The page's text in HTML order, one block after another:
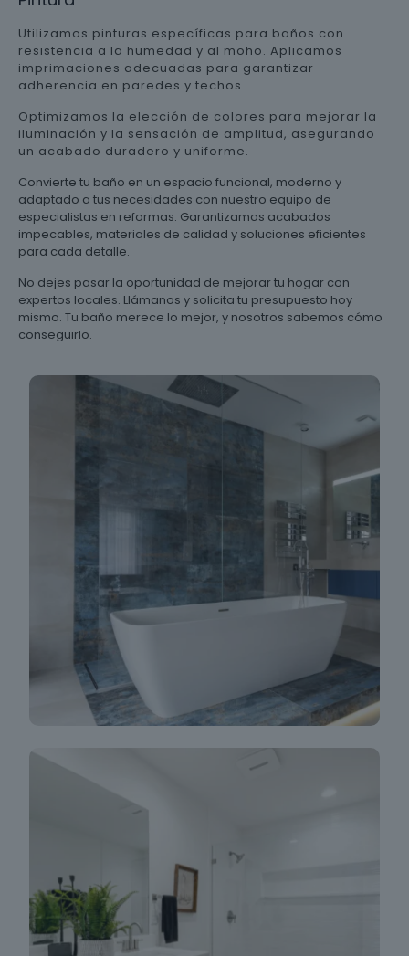
Utilizamos pinturas específicas para baños con
resistencia a la humedad y al moho. Aplicamos
imprimaciones adecuadas para garantizar
adherencia en paredes y techos.
Optimizamos la elección de colores para mejorar la
iluminación y la sensación de amplitud, asegurando
un acabado duradero y uniforme.
Convierte tu baño en un espacio funcional, moderno y
adaptado a tus necesidades con nuestro equipo de
especialistas en reformas. Garantizamos acabados
impecables, materiales de calidad y soluciones eficientes
para cada detalle.
No dejes pasar la oportunidad de mejorar tu hogar con
expertos locales. Llámanos y solicita tu presupuesto hoy
mismo. Tu baño merece lo mejor, y nosotros sabemos cómo
conseguirlo.